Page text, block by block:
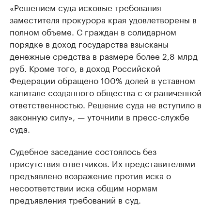
«Решением суда исковые требования
заместителя прокурора края удовлетворены в
полном объеме. С граждан в солидарном
порядке в доход государства взысканы
денежные средства в размере более 2,8 млрд
руб. Кроме того, в доход Российской
Федерации обращено 100% долей в уставном
капитале созданного общества с ограниченной
ответственностью. Решение суда не вступило в
законную силу», — уточнили в пресс-службе
суда.
Судебное заседание состоялось без
присутствия ответчиков. Их представителями
предъявлено возражение против иска о
несоответствии иска общим нормам
предъявления требований в суд.